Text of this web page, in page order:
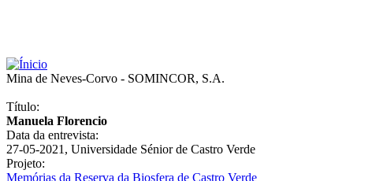
Mina de Neves-Corvo - SOMINCOR, S.A.
Título:
Manuela Florencio
Data da entrevista:
27-05-2021, Universidade Sénior de Castro Verde
Projeto:
Memórias da Reserva da Biosfera de Castro Verde